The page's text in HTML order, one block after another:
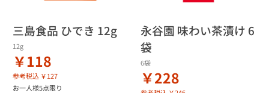
三島食品 ひでき 12g
12g
￥118
参考税込 ￥127
お一人様5点限り
永谷園 味わい茶漬け 6
袋
6袋
￥228